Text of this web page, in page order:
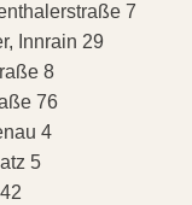
7
Innrain 29
8
76
4
5